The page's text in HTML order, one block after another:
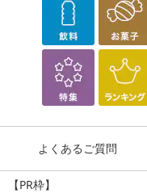
よくあるご質問
【PR枠】